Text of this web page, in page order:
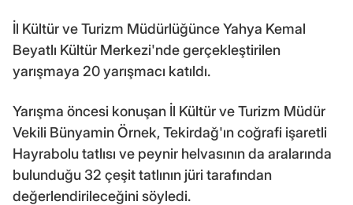
İl Kültür ve Turizm Müdürlüğünce Yahya Kemal
Beyatlı Kültür Merkezi'nde gerçekleştirilen
yarışmaya 20 yarışmacı katıldı.
Yarışma öncesi konuşan İl Kültür ve Turizm Müdür
Vekili Bünyamin Örnek, Tekirdağ'ın coğrafi işaretli
Hayrabolu tatlısı ve peynir helvasının da aralarında
bulunduğu 32 çeşit tatlının jüri tarafından
değerlendirileceğini söyledi.